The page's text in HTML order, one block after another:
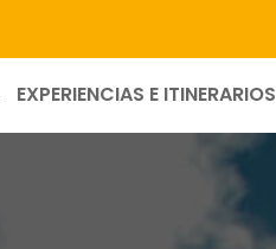
EXPERIENCIAS E ITINERARIOS